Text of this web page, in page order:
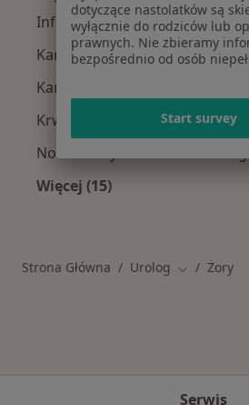
Infekcje dróg moczowych Żory
Kamica moczowa Żory
Kamica nerkowa Żory
Krwiomocz Żory
Nowotwory układu
Więcej (15)
Strona Główna Urolog ZmieńŻory
Serwis
dotyczące nastolatków są
wyłącznie do rodziców lub
prawnych. Nie zbieramy
bezpośrednio od osób
Start survey